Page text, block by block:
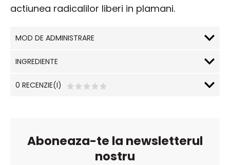
actiunea radicalilor liberi in plamani.
MOD DE ADMINISTRARE
INGREDIENTE
0 RECENZIE(I)
Aboneaza-te la newsletterul
nostru